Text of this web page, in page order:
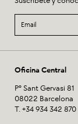
Oficina Central
Pº Sant Gervasi 81
08022 Barcelona
T. +34 934 342 870